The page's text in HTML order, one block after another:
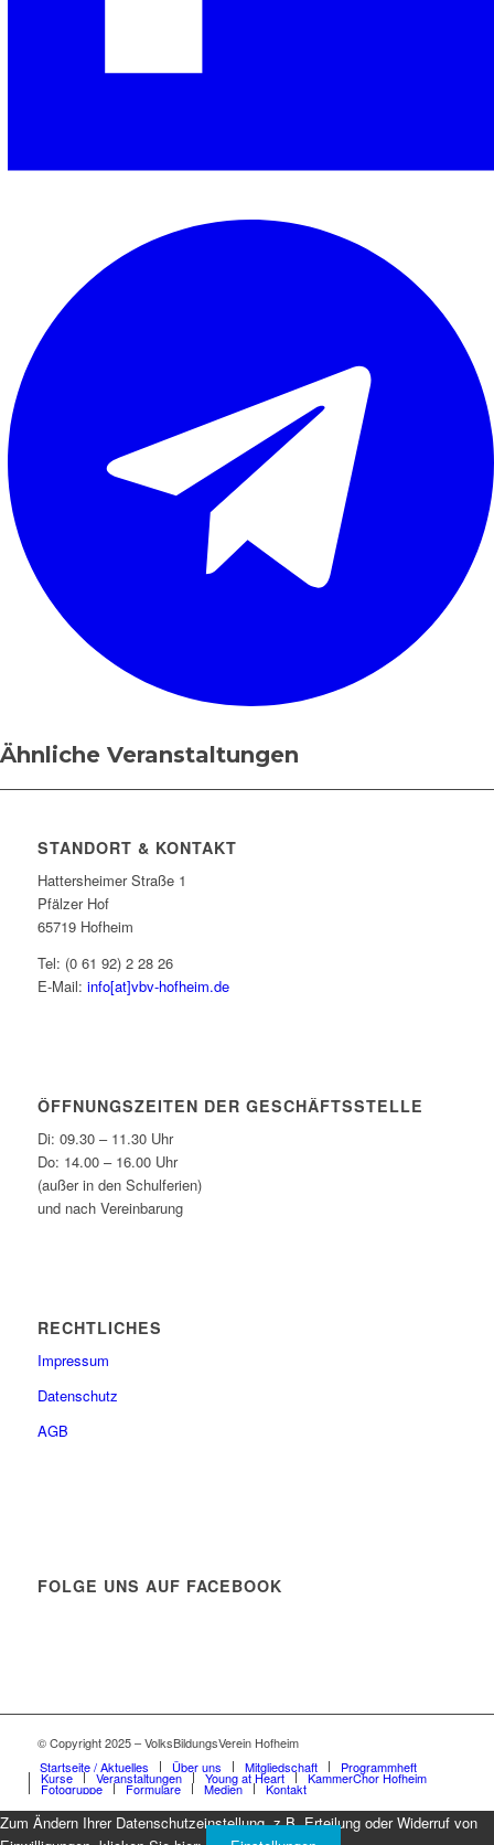
Ähnliche Veranstaltungen
STANDORT & KONTAKT
Hattersheimer Straße 1
Pfälzer Hof
65719 Hofheim
Tel: (0 61 92) 2 28 26
E-Mail: info[at]vbv-hofheim.de
ÖFFNUNGSZEITEN DER GESCHÄFTSSTELLE
Di: 09.30 – 11.30 Uhr
Do: 14.00 – 16.00 Uhr
(außer in den Schulferien)
und nach Vereinbarung
RECHTLICHES
Impressum
Datenschutz
AGB
FOLGE UNS AUF FACEBOOK
© Copyright 2025 – VolksBildungsVerein Hofheim
Startseite / Aktuelles
Über uns Mitgliedschaft Programmheft
Kurse Veranstaltungen Young at Heart KammerChor Hofheim
Fotogruppe Formulare Medien Kontakt
Zum Ändern Ihrer Datenschutzeinstellung, z.B. Erteilung oder Widerruf von